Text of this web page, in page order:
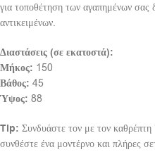
για τοποθέτηση των αγαπημένων σας
αντικειμένων.
Διαστάσεις (σε εκατοστά):
Μήκος: 150
Βάθος: 45
Ύψος: 88
Tip: Συνδυάστε τον με τον καθρέπτη
συνθέστε ένα μοντέρνο και πλήρες